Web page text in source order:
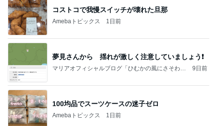
コストコで我慢スイッチが壊れた旦那
Amebaトピックス 1日前
夢見さんから 揺れが激しく注意していましょう❗️
マリアオフィシャルブログ「ひむかの風にさそわれ
9日前
100均品でスーツケースの迷子ゼロ
Amebaトピックス 1日前